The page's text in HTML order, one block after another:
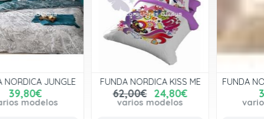
FUNDA NORDICA KISS ME
62,00€
varios modelos
FUNDA NORDICA LISA BEIG
39,95€
varios modelos